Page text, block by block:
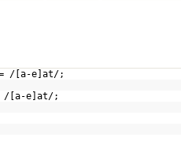
= /[a-e]at/;
= /[a-e]at/;